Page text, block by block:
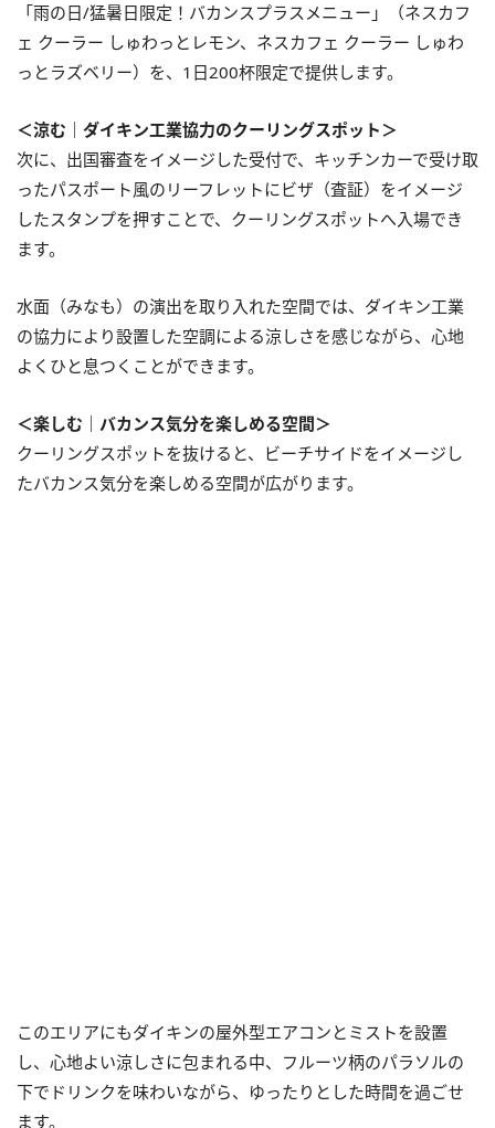
「雨の日/猛暑日限定！バカンスプラスメニュー」（ネスカフ
ェ クーラー しゅわっとレモン、ネスカフェ クーラー しゅわ
っとラズベリー）を、1日200杯限定で提供します。
＜涼む｜ダイキン工業協力のクーリングスポット＞
次に、出国審査をイメージした受付で、キッチンカーで受け取
ったパスポート風のリーフレットにビザ（査証）をイメージ
したスタンプを押すことで、クーリングスポットへ入場でき
ます。
水面（みなも）の演出を取り入れた空間では、ダイキン工業
の協力により設置した空調による涼しさを感じながら、心地
よくひと息つくことができます。
＜楽しむ｜バカンス気分を楽しめる空間＞
クーリングスポットを抜けると、ビーチサイドをイメージし
たバカンス気分を楽しめる空間が広がります。
このエリアにもダイキンの屋外型エアコンとミストを設置
し、心地よい涼しさに包まれる中、フルーツ柄のパラソルの
下でドリンクを味わいながら、ゆったりとした時間を過ごせ
ます。